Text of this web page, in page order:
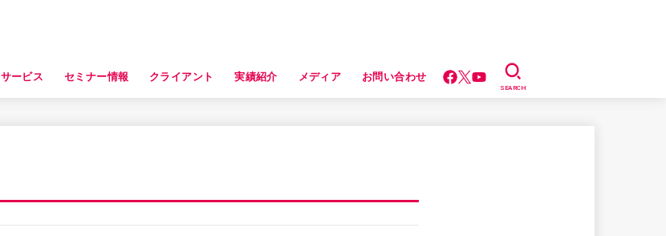
サービス セミナー情報 クライアント 実績紹介 メディア お問い合わせ
SEARCH